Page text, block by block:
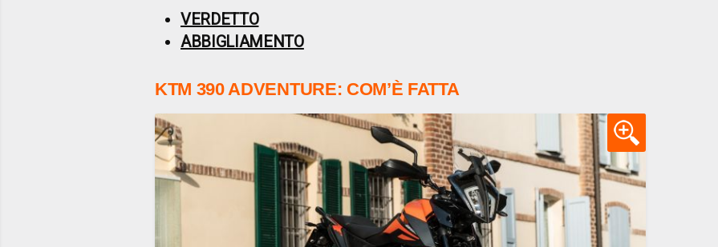
VERDETTO
ABBIGLIAMENTO
KTM 390 ADVENTURE: COM’È FATTA